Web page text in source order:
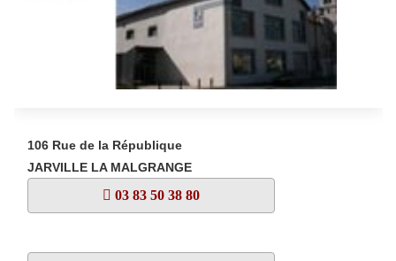
106 Rue de la République
JARVILLE LA MALGRANGE
03 83 50 38 80